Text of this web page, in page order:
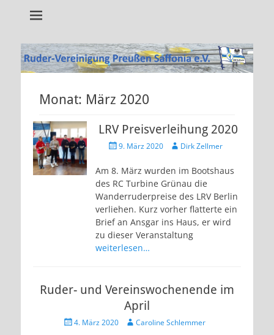
Monat: März 2020
LRV Preisverleihung 2020
Veröffentlicht
9. März 2020 AutorDirk Zellmer
Am 8. März wurden im Bootshaus
des RC Turbine Grünau die
Wanderruderpreise des LRV Berlin
verliehen. Kurz vorher flatterte ein
Brief an Ansgar ins Haus, er wird
zu dieser Veranstaltung
weiterlesen…
Ruder- und Vereinswochenende im
April
Veröffentlicht
4. März 2020 AutorCaroline Schlemmer